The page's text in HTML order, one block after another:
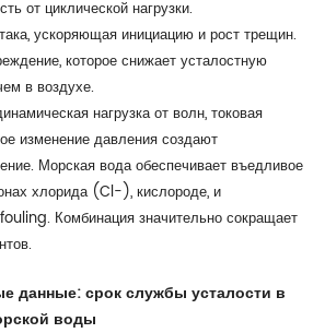
от циклической нагрузки.
ускоряющая инициацию и рост трещин.
которое снижает усталостную
в воздухе.
нагрузка от волн, токовая
изменение давления создают
Морская вода обеспечивает въедливое
хлорида (Cl−), кислороде, и
Комбинация значительно сокращает
данные: срок службы усталости в
воды